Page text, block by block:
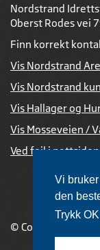
Vi
den
Trykk
Nordstrand
Oberst Rodes vei
Finn korrekt
Vis Nordstrand
Vis Nordstrand
Vis Hallager og
Vis Mosseveien /
Ved feil i nettsiden
© Copyright 2026 |